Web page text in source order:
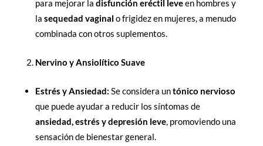
para mejorar la disfunción eréctil leveen hombres y
la sequedad vaginal o frigidez en mujeres, a menudo
combinada con otros suplementos.
Nervino y Ansiolítico Suave
Estrés y Ansiedad: Se considera untónico nervioso
que puede ayudar a reducir los síntomas de
ansiedad, estrés y depresión leve, promoviendo una
sensación de bienestar general.